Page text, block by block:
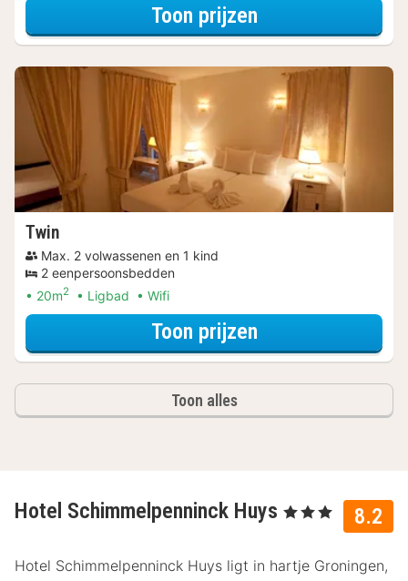
Toon prijzenvoor Later
Twin
Max. 2 volwassenen en 1 kind
2 eenpersoonsbedden
20m2 Ligbad Wifi
Toon prijzenvoor Later
Toon alles
8.2
Hotel Schimmelpenninck Huys , 3 Sterren
Hotel Schimmelpenninck Huys ligt in hartje Groningen,